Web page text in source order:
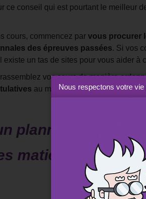
ce conseil qui est pourtant le meilleur
cours, commencez par vous procurer
des épreuves passées. Si vos
existe un tas de sites pour vous aider à
vos cours de manière
au moins deux mois avant vos
planning ordonné
matières à
Nous respectons votre vie